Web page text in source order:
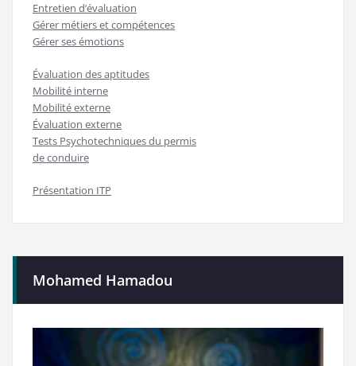
Entretien d’évaluation
Gérer métiers et compétences
Gérer ses émotions
Évaluation des aptitudes
Mobilité interne
Mobilité externe
Évaluation externe
Tests Psychotechniques du permis
de conduire
Présentation ITP
Mohamed Hamadou